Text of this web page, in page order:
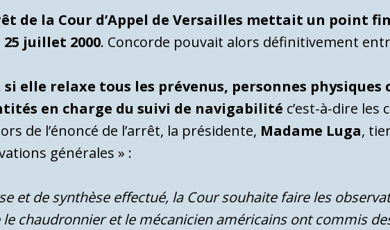
de la Cour d’Appel de Versailles mettait un point
juillet 2000. Concorde pouvait alors définitivement
elle relaxe tous les prévenus, personnes
en charge du suivi de navigabilité c’est-à-dire
de l’énoncé de l’arrêt, la présidente, Madame Luga,
générales » :
et de synthèse effectué, la Cour souhaite faire les
le chaudronnier et le mécanicien américains ont commis